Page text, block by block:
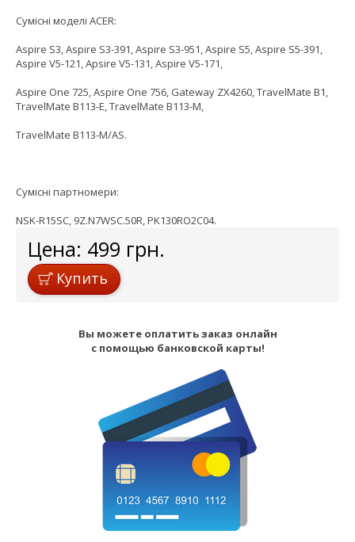
Сумісні моделі ACER:
Aspire S3, Aspire S3-391, Aspire S3-951, Aspire S5, Aspire S5-391,
Aspire V5-121, Apsire V5-131, Aspire V5-171,
Aspire One 725, Aspire One 756, Gateway ZX4260, TravelMate B1,
TravelMate B113-E, TravelMate B113-M,
TravelMate B113-M/AS.
Сумісні партномери:
NSK-R15SC, 9Z.N7WSC.50R, PK130RO2C04.
Цена: 499 грн.
Купить
Вы можете оплатить заказ онлайн
с помощью банковской карты!